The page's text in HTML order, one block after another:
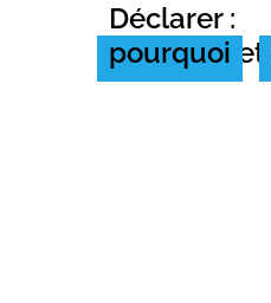
Déclarer :
pourquoi et